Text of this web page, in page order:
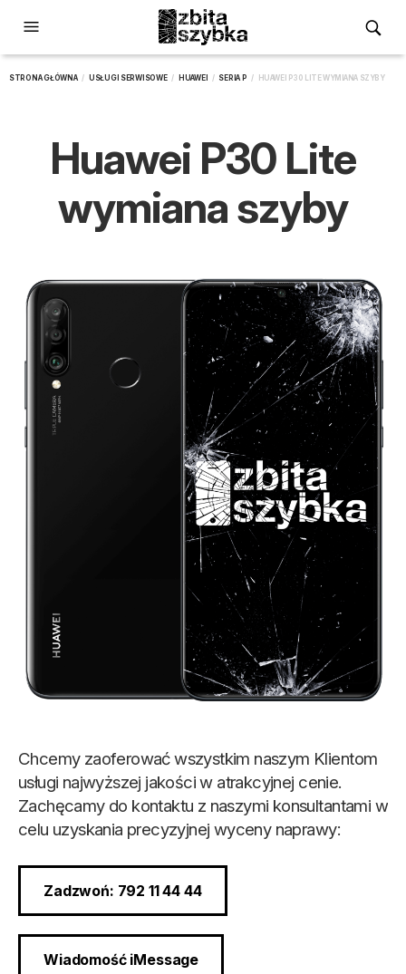
STRONA GŁÓWNA/ USŁUGI SERWISOWE/ HUAWEI / SERIA P / HUAWEI P30 LITE WYMIANA SZYBY
Huawei P30 Lite
wymiana szyby
Chcemy zaoferować wszystkim naszym Klientom
usługi najwyższej jakości w atrakcyjnej cenie.
Zachęcamy do kontaktu z naszymi konsultantami w
celu uzyskania precyzyjnej wyceny naprawy:
Zadzwoń: 792 11 44 44
Wiadomość iMessage